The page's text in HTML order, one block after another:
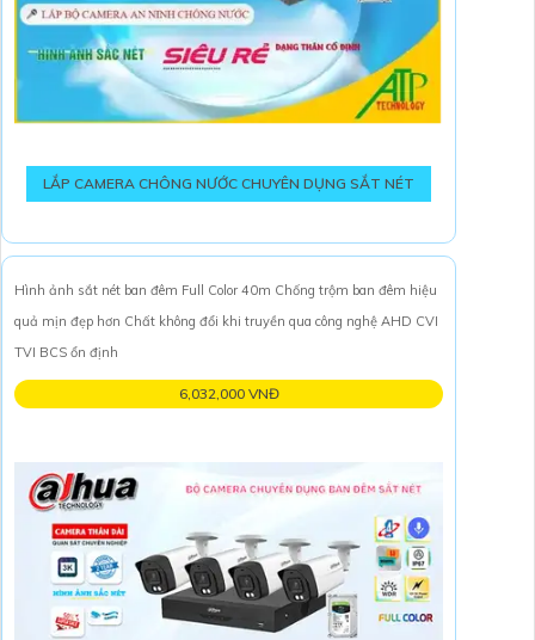
LẮP CAMERA CHÔNG NƯỚC CHUYÊN DỤNG SẮT NÉT
Hình ảnh sắt nét ban đêm Full Color 40m Chống trộm ban đêm hiệu
quả mịn đẹp hơn Chất không đổi khi truyền qua công nghệ AHD CVI
TVI BCS ổn định
6,032,000 VNĐ